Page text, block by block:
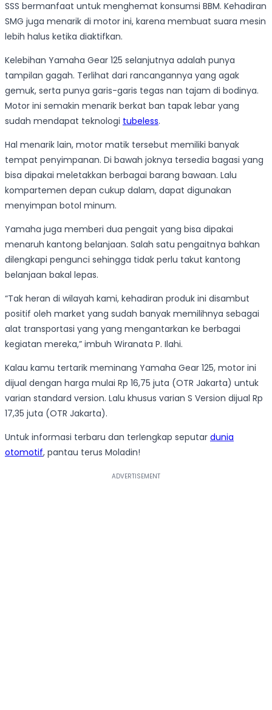
SSS bermanfaat untuk menghemat konsumsi BBM. Kehadiran
SMG juga menarik di motor ini, karena membuat suara mesin
lebih halus ketika diaktifkan.
Kelebihan Yamaha Gear 125 selanjutnya adalah punya
tampilan gagah. Terlihat dari rancangannya yang agak
gemuk, serta punya garis-garis tegas nan tajam di bodinya.
Motor ini semakin menarik berkat ban tapak lebar yang
sudah mendapat teknologi tubeless.
Hal menarik lain, motor matik tersebut memiliki banyak
tempat penyimpanan. Di bawah joknya tersedia bagasi yang
bisa dipakai meletakkan berbagai barang bawaan. Lalu
kompartemen depan cukup dalam, dapat digunakan
menyimpan botol minum.
Yamaha juga memberi dua pengait yang bisa dipakai
menaruh kantong belanjaan. Salah satu pengaitnya bahkan
dilengkapi pengunci sehingga tidak perlu takut kantong
belanjaan bakal lepas.
“Tak heran di wilayah kami, kehadiran produk ini disambut
positif oleh market yang sudah banyak memilihnya sebagai
alat transportasi yang yang mengantarkan ke berbagai
kegiatan mereka,” imbuh Wiranata P. Ilahi.
Kalau kamu tertarik meminang Yamaha Gear 125, motor ini
dijual dengan harga mulai Rp 16,75 juta (OTR Jakarta) untuk
varian standard version. Lalu khusus varian S Version dijual Rp
17,35 juta (OTR Jakarta).
Untuk informasi terbaru dan terlengkap seputar dunia
otomotif, pantau terus Moladin!